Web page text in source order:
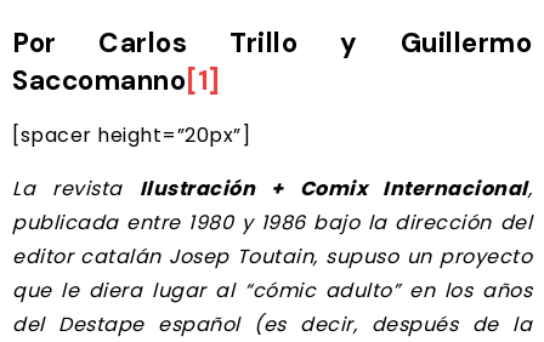
Por Carlos Trillo y Guillermo
Saccomanno [1]
[spacer height=”20px”]
La revista Ilustración + Comix Internacional,
publicada entre 1980 y 1986 bajo la dirección del
editor catalán Josep Toutain, supuso un proyecto
que le diera lugar al “cómic adulto” en los años
del Destape español (es decir, después de la